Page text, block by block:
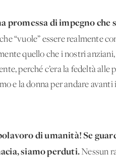
promessa di impegno
“vuole” essere realmente
quello che i nostri
perché c’era la fedeltà
e la donna per andare
di umanità!Se
siamo perduti.Nessun